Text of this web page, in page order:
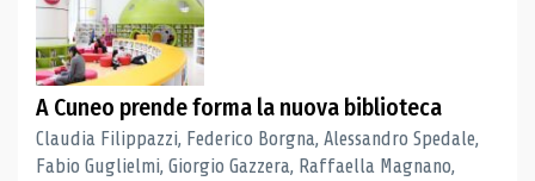
A Cuneo prende forma la nuova biblioteca
Claudia Filippazzi, Federico Borgna, Alessandro Spedale,
Fabio Guglielmi, Giorgio Gazzera, Raffaella Magnano,